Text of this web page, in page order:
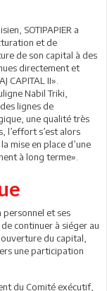
SOTIPAPIER a
et de
de son capital à des
directement et
CAPITAL II».
Nabil Triki,
lignes de
une qualité très
l’effort s’est alors
mise en place d’une
à long terme».
personnel et ses
continuer à siéger au
du capital,
une participation
du Comité exécutif,